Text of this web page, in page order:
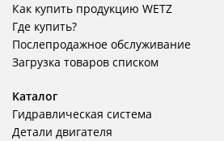
Как купить продукцию WETZ
Где купить?
Послепродажное обслуживание
Загрузка товаров списком
Каталог
Гидравлическая система
Детали двигателя